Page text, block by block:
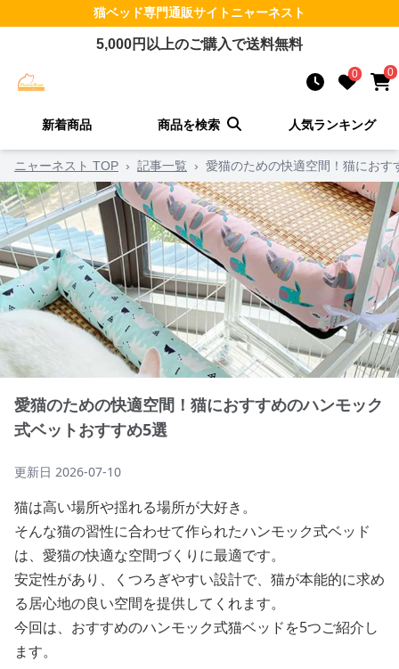
猫ベッド専門通販サイトニャーネスト
5,000円以上のご購入で送料無料
0 0
新着商品 商品を検索 人気ランキング
ニャーネスト TOP › 記事一覧 › 愛猫のための快適空間！猫にお
愛猫のための快適空間！猫におすすめのハンモック
式ベットおすすめ5選
更新日 2026-07-10
猫は高い場所や揺れる場所が大好き。
そんな猫の習性に合わせて作られたハンモック式ベッド
は、愛猫の快適な空間づくりに最適です。
安定性があり、くつろぎやすい設計で、猫が本能的に求め
る居心地の良い空間を提供してくれます。
今回は、おすすめのハンモック式猫ベッドを5つご紹介し
ます。